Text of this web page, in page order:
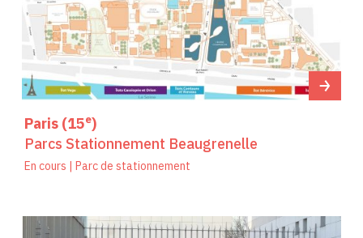
Paris (15e)
Parcs Stationnement Beaugrenelle
En cours | Parc de stationnement